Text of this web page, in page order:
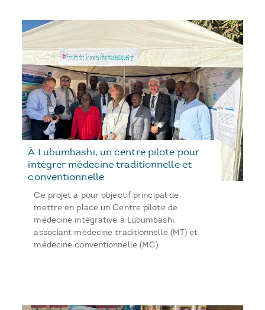
À Lubumbashi, un centre pilote pour
intégrer médecine traditionnelle et
conventionnelle
Ce projet a pour objectif principal de
mettre en place un Centre pilote de
médecine intégrative à Lubumbashi,
associant médecine traditionnelle (MT) et
médecine conventionnelle (MC).